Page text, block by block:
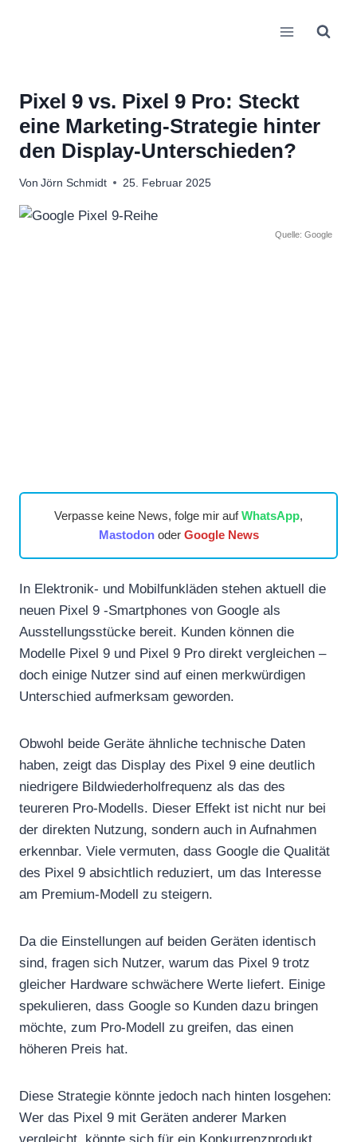
Pixel 9 vs. Pixel 9 Pro: Steckt
eine Marketing-Strategie hinter
den Display-Unterschieden?
Von Jörn Schmidt 25. Februar 2025
Quelle: Google
Verpasse keine News, folge mir aufWhatsApp,
Mastodonoder Google News
In Elektronik- und Mobilfunkläden stehen aktuell die
neuen Pixel 9 -Smartphones von Google als
Ausstellungsstücke bereit. Kunden können die
Modelle Pixel 9 und Pixel 9 Pro direkt vergleichen –
doch einige Nutzer sind auf einen merkwürdigen
Unterschied aufmerksam geworden.
Obwohl beide Geräte ähnliche technische Daten
haben, zeigt das Display des Pixel 9 eine deutlich
niedrigere Bildwiederholfrequenz als das des
teureren Pro-Modells. Dieser Effekt ist nicht nur bei
der direkten Nutzung, sondern auch in Aufnahmen
erkennbar. Viele vermuten, dass Google die Qualität
des Pixel 9 absichtlich reduziert, um das Interesse
am Premium-Modell zu steigern.
Da die Einstellungen auf beiden Geräten identisch
sind, fragen sich Nutzer, warum das Pixel 9 trotz
gleicher Hardware schwächere Werte liefert. Einige
spekulieren, dass Google so Kunden dazu bringen
möchte, zum Pro-Modell zu greifen, das einen
höheren Preis hat.
Diese Strategie könnte jedoch nach hinten losgehen:
Wer das Pixel 9 mit Geräten anderer Marken